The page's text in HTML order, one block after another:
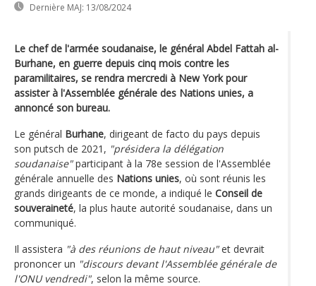
Dernière MAJ: 13/08/2024
Le chef de l'armée soudanaise, le général Abdel Fattah al-
Burhane, en guerre depuis cinq mois contre les
paramilitaires, se rendra mercredi à New York pour
assister à l'Assemblée générale des Nations unies, a
annoncé son bureau.
Le général Burhane, dirigeant de facto du pays depuis
son putsch de 2021, "présidera la délégation
soudanaise"participant à la 78e session de l'Assemblée
générale annuelle des Nations unies, où sont réunis les
grands dirigeants de ce monde, a indiqué le Conseil de
souveraineté, la plus haute autorité soudanaise, dans un
communiqué.
Il assistera "à des réunions de haut niveau"et devrait
prononcer un "discours devant l'Assemblée générale de
l'ONU vendredi", selon la même source.